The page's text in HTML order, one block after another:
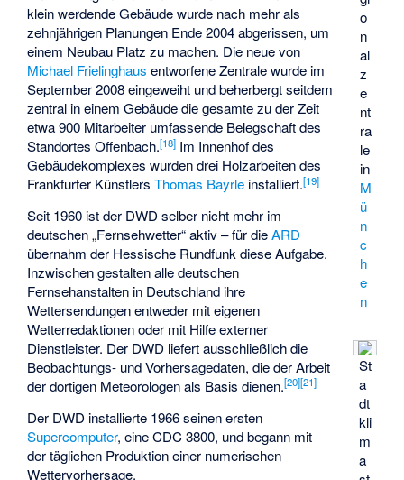
o
n
al
z
e
nt
ra
le
in
M
ü
n
c
h
e
n
St
a
dt
kli
m
a
klein werdende Gebäude wurde nach mehr als
zehnjährigen Planungen Ende 2004 abgerissen, um
einem Neubau Platz zu machen. Die neue von
Michael Frielinghaus entworfene Zentrale wurde im
September 2008 eingeweiht und beherbergt seitdem
zentral in einem Gebäude die gesamte zu der Zeit
etwa 900 Mitarbeiter umfassende Belegschaft des
Standortes Offenbach.[18] Im Innenhof des
Gebäudekomplexes wurden drei Holzarbeiten des
Frankfurter KünstlersThomas Bayrle installiert.[19]
Seit 1960 ist der DWD selber nicht mehr im
deutschen „Fernsehwetter“ aktiv – für dieARD
übernahm der Hessische Rundfunk diese Aufgabe.
Inzwischen gestalten alle deutschen
Fernsehanstalten in Deutschland ihre
Wettersendungen entweder mit eigenen
Wetterredaktionen oder mit Hilfe externer
Dienstleister. Der DWD liefert ausschließlich die
Beobachtungs- und Vorhersagedaten, die der Arbeit
der dortigen Meteorologen als Basis dienen.[20][21]
Der DWD installierte 1966 seinen ersten
Supercomputer, eine CDC 3800, und begann mit
der täglichen Produktion einer numerischen
Wettervorhersage.